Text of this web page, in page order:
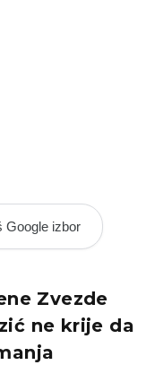
Google izbor
Zvezde
ne krije da